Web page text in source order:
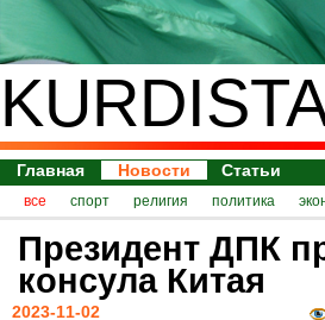
Главная Новости Статьи
все спорт религия политика
Президент ДПК
консула Китая
2023-11-02